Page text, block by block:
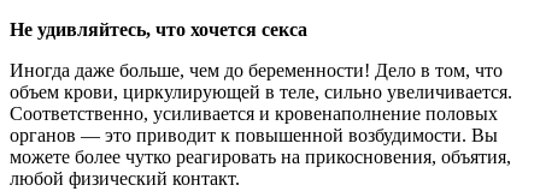
Не удивляйтесь, что хочется секса
Иногда даже больше, чем до беременности! Дело в том, что
объем крови, циркулирующей в теле, сильно увеличивается.
Соответственно, усиливается и кровенаполнение половых
органов — это приводит к повышенной возбудимости. Вы
можете более чутко реагировать на прикосновения, объятия,
любой физический контакт.